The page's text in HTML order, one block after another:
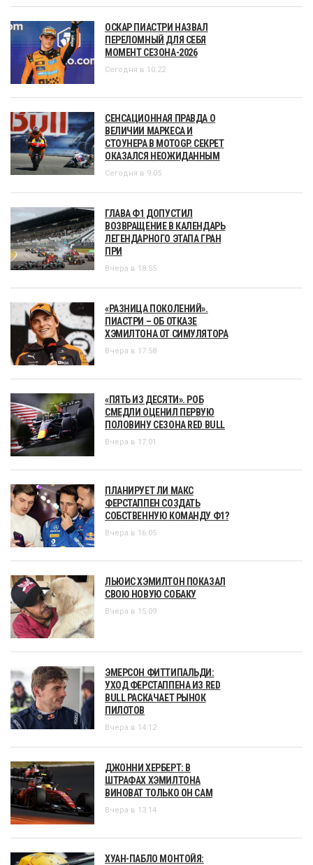
ОСКАР ПИАСТРИ НАЗВАЛ
ПЕРЕЛОМНЫЙ ДЛЯ СЕБЯ
МОМЕНТ СЕЗОНА-2026
Сегодня в 10:22
СЕНСАЦИОННАЯ ПРАВДА О
ВЕЛИЧИИ МАРКЕСА И
СТОУНЕРА В MOTOGP. СЕКРЕТ
ОКАЗАЛСЯ НЕОЖИДАННЫМ
Сегодня в 9:05
ГЛАВА Ф1 ДОПУСТИЛ
ВОЗВРАЩЕНИЕ В КАЛЕНДАРЬ
ЛЕГЕНДАРНОГО ЭТАПА ГРАН
ПРИ
Вчера в 18:55
«РАЗНИЦА ПОКОЛЕНИЙ».
ПИАСТРИ – ОБ ОТКАЗЕ
ХЭМИЛТОНА ОТ СИМУЛЯТОРА
Вчера в 17:58
«ПЯТЬ ИЗ ДЕСЯТИ». РОБ
СМЕДЛИ ОЦЕНИЛ ПЕРВУЮ
ПОЛОВИНУ СЕЗОНА RED BULL
Вчера в 17:01
ПЛАНИРУЕТ ЛИ МАКС
ФЕРСТАППЕН СОЗДАТЬ
СОБСТВЕННУЮ КОМАНДУ Ф1?
Вчера в 16:05
ЛЬЮИС ХЭМИЛТОН ПОКАЗАЛ
СВОЮ НОВУЮ СОБАКУ
Вчера в 15:09
ЭМЕРСОН ФИТТИПАЛЬДИ:
УХОД ФЕРСТАППЕНА ИЗ RED
BULL РАСКАЧАЕТ РЫНОК
ПИЛОТОВ
Вчера в 14:12
ДЖОННИ ХЕРБЕРТ: В
ШТРАФАХ ХЭМИЛТОНА
ВИНОВАТ ТОЛЬКО ОН САМ
Вчера в 13:14
ХУАН-ПАБЛО МОНТОЙЯ: